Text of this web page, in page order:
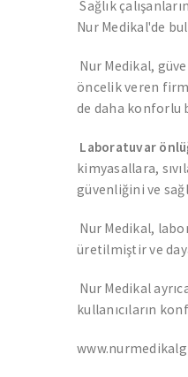
Sağlık
Nur Medikal'de
Nur Medikal,
öncelik veren
de daha konforlu
Laboratuvar
kimyasallara,
güvenliğini ve
Nur Medikal,
üretilmiştir ve
Nur Medikal
kullanıcıların